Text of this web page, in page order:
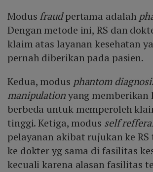
Modus fraudpertama adalah
Dengan metode ini, RS dan
klaim atas layanan kesehatan
pernah diberikan pada pasien.
Kedua, modus phantom
manipulationyang memberikan
berbeda untuk memperoleh
tinggi. Ketiga, modus self
pelayanan akibat rujukan ke
ke dokter yg sama di fasilitas
kecuali karena alasan fasilitas